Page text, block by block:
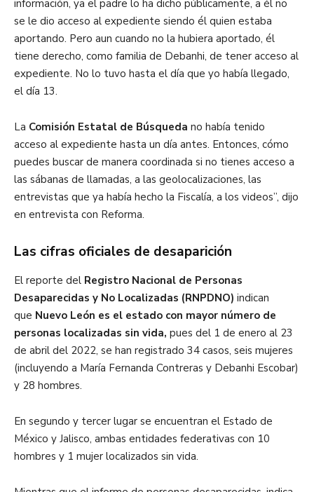
información, ya el padre lo ha dicho públicamente, a él no
se le dio acceso al expediente siendo él quien estaba
aportando. Pero aun cuando no la hubiera aportado, él
tiene derecho, como familia de Debanhi, de tener acceso al
expediente. No lo tuvo hasta el día que yo había llegado,
el día 13.
La Comisión Estatal de Búsqueda no había tenido
acceso al expediente hasta un día antes. Entonces, cómo
puedes buscar de manera coordinada si no tienes acceso a
las sábanas de llamadas, a las geolocalizaciones, las
entrevistas que ya había hecho la Fiscalía, a los videos”, dijo
en entrevista con Reforma.
Las cifras oficiales de desaparición
El reporte del Registro Nacional de Personas
Desaparecidas y No Localizadas (RNPDNO) indican
que Nuevo León es el estado con mayor número de
personas localizadas sin vida, pues del 1 de enero al 23
de abril del 2022, se han registrado 34 casos, seis mujeres
(incluyendo a María Fernanda Contreras y Debanhi Escobar)
y 28 hombres.
En segundo y tercer lugar se encuentran el Estado de
México y Jalisco, ambas entidades federativas con 10
hombres y 1 mujer localizados sin vida.